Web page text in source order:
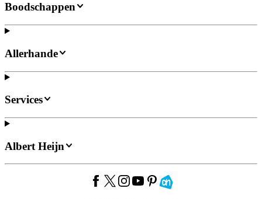
Boodschappen
Allerhande
Services
Albert Heijn